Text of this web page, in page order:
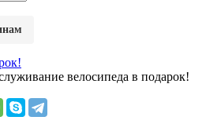
велосипеда в подарок!